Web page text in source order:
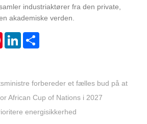
industriaktører fra den private,
akademiske verden.
PinterestLinkedIn
forbereder et fælles bud på at
African Cup of Nations i 2027
energisikkerhed